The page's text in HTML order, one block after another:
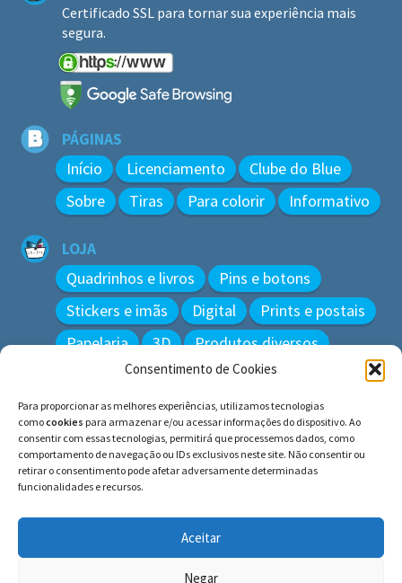
Consentimento de Cookies
Para proporcionar as melhores experiências, utilizamos tecnologias
comocookies para armazenar e/ou acessar informações do dispositivo. Ao
consentir com essas tecnologias, permitirá que processemos dados, como
comportamento de navegação ou IDs exclusivos neste site. Não consentir ou
retirar o consentimento pode afetar adversamente determinadas
funcionalidades e recursos.
Aceitar
Negar
Certificado SSL para tornar sua experiência mais
segura.
PÁGINAS
Início Licenciamento
Clube do Blue
Sobre
Tiras Para colorir Informativo
LOJA
Quadrinhos e livros
Pins e botons
Stickers e imãs
Digital
Prints e postais
Papelaria
3D Produtos diversos
Pesquisar
por:
© BLUE e os gatos ∙ todos os direitos reservados.
Histórias inspiradas em gatos reais. Adote e cuide dos
gatos!